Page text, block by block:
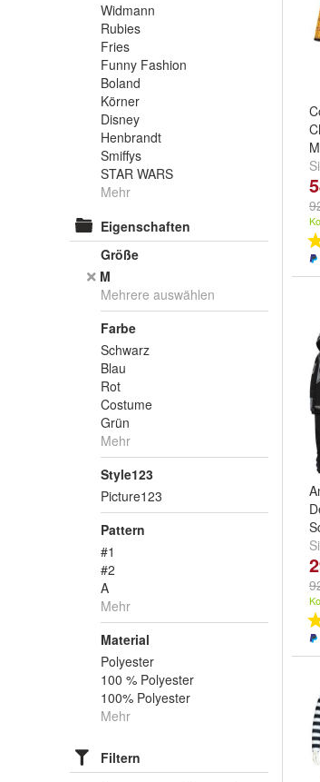
Widmann
Rubies
Fries
Funny Fashion
Boland
Körner
Disney
Henbrandt
Smiffys
STAR WARS
Mehr
Eigenschaften
Größe
M
Mehrere auswählen
Farbe
Schwarz
Blau
Rot
Costume
Grün
Mehr
Style123
Picture123
Pattern
#1
#2
A
Mehr
Material
Polyester
100 % Polyester
100% Polyester
Mehr
Filtern